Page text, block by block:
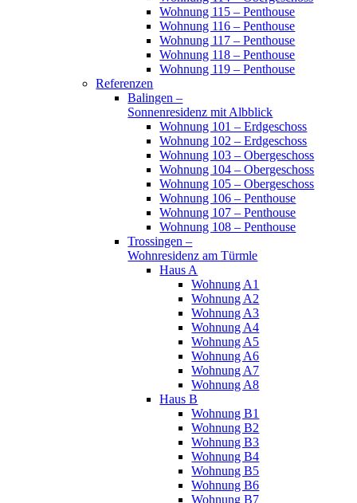
Wohnung 115 – Penthouse
Wohnung 116 – Penthouse
Wohnung 117 – Penthouse
Wohnung 118 – Penthouse
Wohnung 119 – Penthouse
Referenzen
Balingen –
Sonnenresidenz mit Albblick
Wohnung 101 – Erdgeschoss
Wohnung 102 – Erdgeschoss
Wohnung 103 – Obergeschoss
Wohnung 104 – Obergeschoss
Wohnung 105 – Obergeschoss
Wohnung 106 – Penthouse
Wohnung 107 – Penthouse
Wohnung 108 – Penthouse
Trossingen –
Wohnresidenz am Türmle
Haus A
Wohnung A1
Wohnung A2
Wohnung A3
Wohnung A4
Wohnung A5
Wohnung A6
Wohnung A7
Wohnung A8
Haus B
Wohnung B1
Wohnung B2
Wohnung B3
Wohnung B4
Wohnung B5
Wohnung B6
Wohnung B7